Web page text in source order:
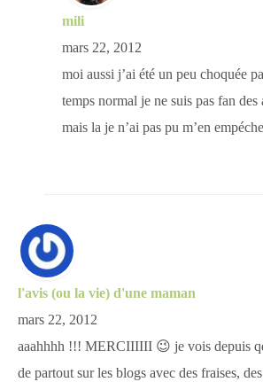
mili
mars 22, 2012
moi aussi j’ai été un peu choquée
temps normal je ne suis pas fan
mais la je n’ai pas pu m’en
l'avis (ou la vie) d'une maman
mars 22, 2012
aaahhhh !!! MERCIIIIII 😉 je vois depuis
de partout sur les blogs avec des fraises,